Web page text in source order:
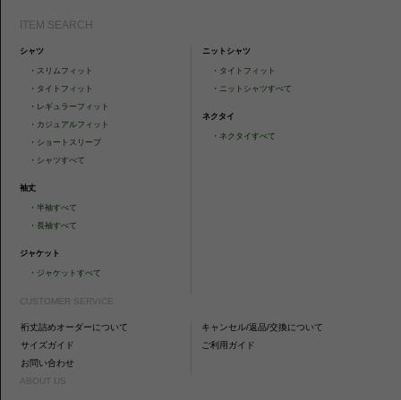
ITEM SEARCH
シャツ
・ スリムフィット
・ タイトフィット
・ レギュラーフィット
・ カジュアルフィット
・ ショートスリーブ
・ シャツすべて
袖丈
・半袖すべて
・長袖すべて
ジャケット
・ ジャケットすべて
ニットシャツ
・ タイトフィット
・ ニットシャツすべて
ネクタイ
・ ネクタイすべて
CUSTOMER SERVICE
裄丈詰めオーダーについて
キャンセル/返品/交換について
サイズガイド
ご利用ガイド
お問い合わせ
ABOUT US